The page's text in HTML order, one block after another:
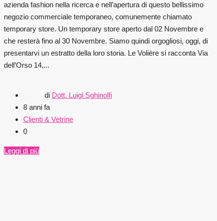
azienda fashion nella ricerca e nell’apertura di questo bellissimo
negozio commerciale temporaneo, comunemente chiamato
temporary store. Un temporary store aperto dal 02 Novembre e
che resterà fino al 30 Novembre. Siamo quindi orgogliosi, oggi, di
presentarvi un estratto della loro storia. Le Volière si racconta Via
dell’Orso 14,...
di Dott. Luigi Sghinolfi
8 anni fa
Clienti & Vetrine
0
Leggi di più